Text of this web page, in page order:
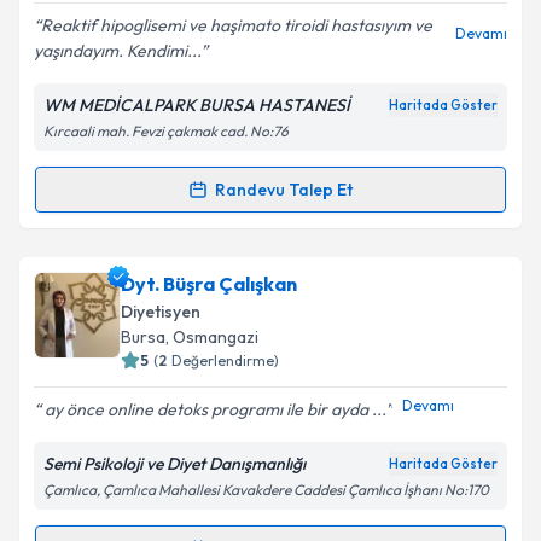
Kişisel verilerimin işlenmesine ilişkin
Aydınlatma
Metni'ni okudum ve kişisel verilerimin belirtilen
kapsamda işlenmesini kabul ediyorum.
Reaktif hipoglisemi ve haşimato tiroidi hastasıyım ve
yaşındayım. Kendimi...
Devamı
WM MEDİCALPARK BURSA HASTANESİ Haritada Göster
Kırcaali mah. Fevzi çakmak cad. No:76
Randevu Talep Et
Randevu Takvimi Talebi
Dyt. Beyza Köse için randevu takvimi talebi oluşturun.
Size bu uzmandan randevu almanız için bir takvim
hazırlandığında e-posta ile bilgilendireceğiz.
Kişisel verilerimin işlenmesine ilişkinAydınlatma
Metni'ni okudum ve kişisel verilerimin belirtilen
Dyt. Büşra Çalışkan
Diyetisyen
Bursa, Osmangazi
5 (2 Değerlendirme)
ay önce online detoks programı ile bir ayda ... Devamı
Semi Psikoloji ve Diyet Danışmanlığı Haritada Göster
Çamlıca, Çamlıca Mahallesi Kavakdere Caddesi Çamlıca İşhanı No:170